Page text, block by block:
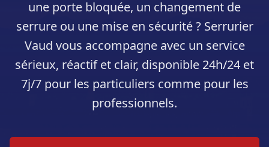
une porte bloquée, un changement de
serrure ou une mise en sécurité ? Serrurier
Vaud vous accompagne avec un service
sérieux, réactif et clair, disponible 24h/24 et
7j/7 pour les particuliers comme pour les
professionnels.